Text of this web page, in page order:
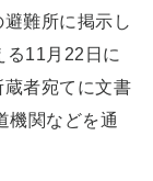
難所に掲示し
る11月22日に
者宛てに文書
機関などを通